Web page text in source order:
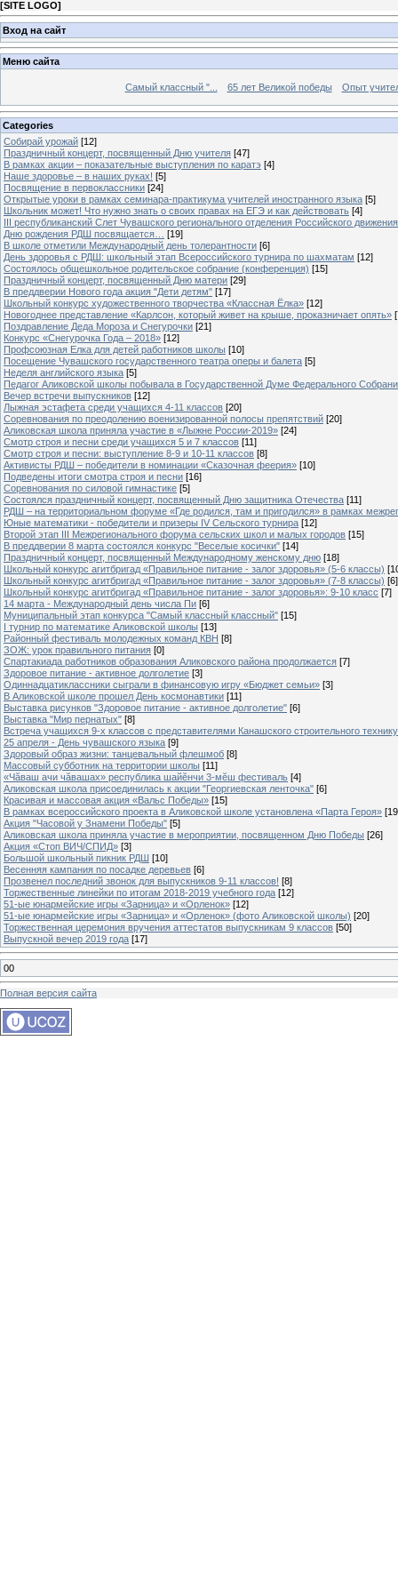
[SITE LOGO]
Вход на сайт
Меню сайта
Самый классный "... 65 лет Великой победы Опыт
Categories
Собирай урожай [12]
Праздничный концерт, посвященный Дню учителя [47]
В рамках акции – показательные выступления по каратэ [4]
Наше здоровье – в наших руках! [5]
Посвящение в первоклассники [24]
Открытые уроки в рамках семинара-практикума учителей иностранного языка [5]
Школьник может! Что нужно знать о своих правах на ЕГЭ и как действовать [4]
III республиканский Слет Чувашского регионального отделения Российского
Дню рождения РДШ посвящается…
[19]
В школе отметили Международный день толерантности [6]
День здоровья с РДШ: школьный этап Всероссийского турнира по шахматам [12]
Состоялось общешкольное родительское собрание (конференция) [15]
Праздничный концерт, посвященный Дню матери [29]
В преддверии Нового года акция "Дети детям" [17]
Школьный конкурс художественного творчества «Классная Ёлка» [12]
Новогоднее представление «Карлсон, который живет на крыше, проказничает опять»
Поздравление Деда Мороза и Снегурочки [21]
Конкурс «Снегурочка Года – 2018» [12]
Профсоюзная Елка для детей работников школы [10]
Посещение Чувашского государственного театра оперы и балета [5]
Неделя английского языка [5]
Педагог Аликовской школы побывала в Государственной Думе Федерального
Вечер встречи выпускников [12]
Лыжная эстафета среди учащихся 4-11 классов [20]
Cоревнования по преодолению военизированной полосы препятствий [20]
Аликовская школа приняла участие в «Лыжне России-2019» [24]
Смотр строя и песни среди учащихся 5 и 7 классов [11]
Смотр строя и песни: выступление 8-9 и 10-11 классов [8]
Активисты РДШ – победители в номинации «Сказочная феерия» [10]
Подведены итоги смотра строя и песни [16]
Соревнования по силовой гимнастике [5]
Состоялся праздничный концерт, посвященный Дню защитника Отечества [11]
РДШ – на территориальном форуме «Где родился, там и пригодился» в рамках
Юные математики - победители и призеры IV Сельского турнира [12]
Второй этап III Межрегионального форума сельских школ и малых городов [15]
В преддверии 8 марта состоялся конкурс "Веселые косички" [14]
Праздничный концерт, посвященный Международному женскому дню [18]
Школьный конкурс агитбригад «Правильное питание - залог здоровья» (5-6 классы)
Школьный конкурс агитбригад «Правильное питание - залог здоровья» (7-8 классы) [6]
Школьный конкурс агитбригад «Правильное питание - залог здоровья»: 9-10 класс [7]
14 марта - Международный день числа Пи [6]
Муниципальный этап конкурса "Самый классный классный" [15]
I турнир по математике Аликовской школы [13]
Районный фестиваль молодежных команд КВН [8]
ЗОЖ: урок правильного питания [0]
Спартакиада работников образования Аликовского района продолжается [7]
Здоровое питание - активное долголетие [3]
Одиннадцатиклассники сыграли в финансовую игру «Бюджет семьи» [3]
В Аликовской школе прошел День космонавтики [11]
Выставка рисунков "Здоровое питание - активное долголетие" [6]
Выставка "Мир пернатых" [8]
Встреча учащихся 9-х классов с представителями Канашского строительного
25 апреля - День чувашского языка [9]
Здоровый образ жизни: танцевальный флешмоб [8]
Массовый субботник на территории школы [11]
«Чăваш ачи чăвашах» республика шайĕнчи 3-мĕш фестиваль [4]
Аликовская школа присоединилась к акции "Георгиевская ленточка" [6]
Красивая и массовая акция «Вальс Победы» [15]
В рамках всероссийского проекта в Аликовской школе установлена «Парта Героя»
Акция "Часовой у Знамени Победы" [5]
Аликовская школа приняла участие в мероприятии, посвященном Дню Победы [26]
Акция «Стоп ВИЧ/СПИД» [3]
Большой школьный пикник РДШ [10]
Весенняя кампания по посадке деревьев [6]
Прозвенел последний звонок для выпускников 9-11 классов! [8]
Торжественные линейки по итогам 2018-2019 учебного года [12]
51-ые юнармейские игры «Зарница» и «Орленок» [12]
51-ые юнармейские игры «Зарница» и «Орленок» (фото Аликовской школы) [20]
Торжественная церемония вручения аттестатов выпускникам 9 классов [50]
Выпускной вечер 2019 года [17]
00
Полная версия сайта